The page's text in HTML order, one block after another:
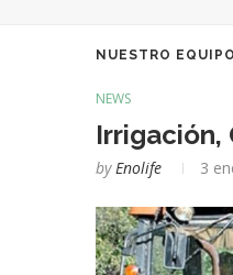
NUESTRO EQUIPO
NEWS
Irrigación,
by Enolife 3